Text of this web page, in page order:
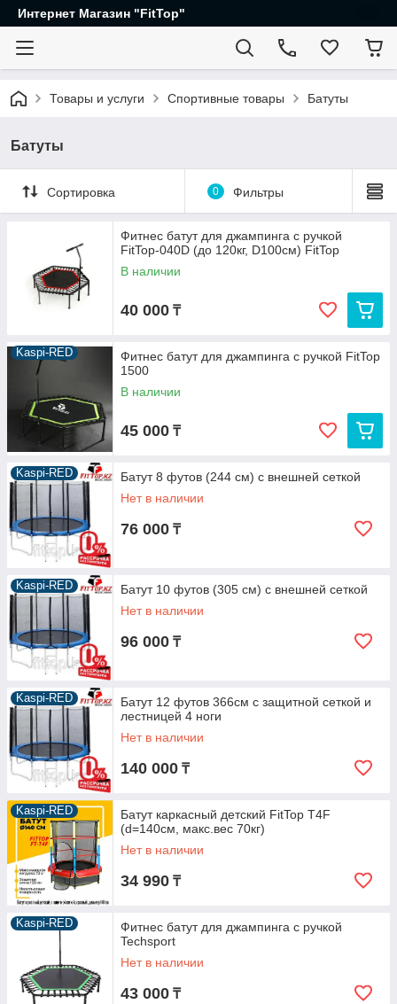
Интернет Магазин "FitTop"
Товары и услуги Спортивные товары Батуты
Батуты
Сортировка 0 Фильтры
Фитнес батут для джампинга с ручкой
FitTop-040D (до 120кг, D100см) FitTop
В наличии
40 000 ₸
Kaspi-RED
Фитнес батут для джампинга с ручкой FitTop
1500
В наличии
45 000 ₸
Kaspi-RED
Батут 8 футов (244 см) с внешней сеткой
Нет в наличии
76 000 ₸
Kaspi-RED
Батут 10 футов (305 см) с внешней сеткой
Нет в наличии
96 000 ₸
Kaspi-RED
Батут 12 футов 366см с защитной сеткой и
лестницей 4 ноги
Нет в наличии
140 000 ₸
Kaspi-RED
Батут каркасный детский FitTop T4F
(d=140см, макс.вес 70кг)
Нет в наличии
34 990 ₸
Kaspi-RED
Фитнес батут для джампинга с ручкой
Techsport
Нет в наличии
43 000 ₸